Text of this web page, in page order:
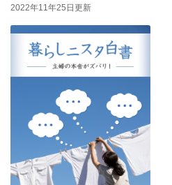
2022年11年25日更新